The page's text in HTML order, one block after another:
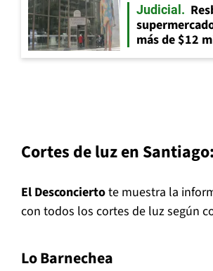
Judicial
más de $12
Cortes de luz en
El Desconciertote muestra la
con todos los cortes de luz según
Lo Barnechea